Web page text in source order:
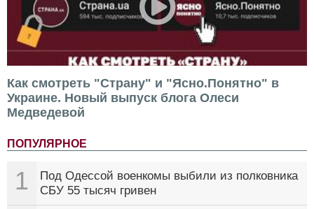
Как смотреть "Страну" и "Ясно.Понятно" в
Украине. Новый выпуск блога Олеси
Медведевой
ПОПУЛЯРНОЕ
1
Под Одессой военкомы выбили из полковника
СБУ 55 тысяч гривен